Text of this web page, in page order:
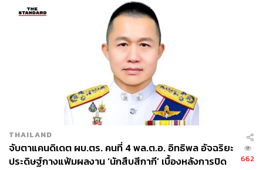
THAILAND
จับตาแคนดิเดต ผบ.ตร. คนที่ 4 พล.ต.อ. อิทธิพล อัจฉริยะ
ประดิษฐ์กางแฟ้มผลงาน ‘นักสืบสีกากี’ เบื้องหลังการปิด
662